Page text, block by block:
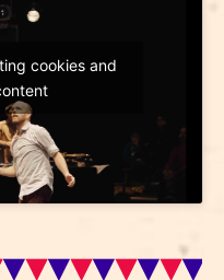
cookies and